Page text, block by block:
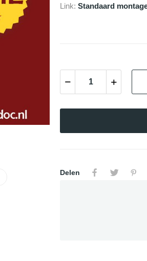
Link: Standaard
Delen